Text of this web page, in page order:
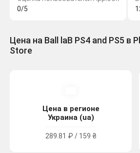
0/5
Цена на Ball laB PS4 and PS5 в
Store
Цена в регионе
Украина (ua)
289.81 ₽ / 159 ₴